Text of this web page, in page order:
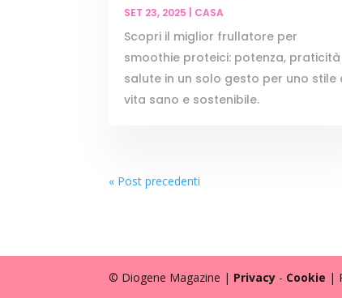
SET 23, 2025 CASA
Scopri il miglior frullatore per
smoothie proteici: potenza,
salute in un solo gesto per uno stile
vita sano e sostenibile.
« Post precedenti
© Diogene Magazine | Privacy - Cookie |